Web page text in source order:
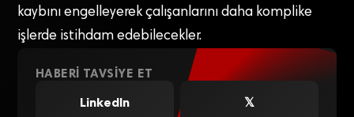
kaybını engelleyerek çalışanlarını daha komplike
işlerde istihdam edebilecekler.
HABERI TAVSIYE ET
LinkedIn
𝕏